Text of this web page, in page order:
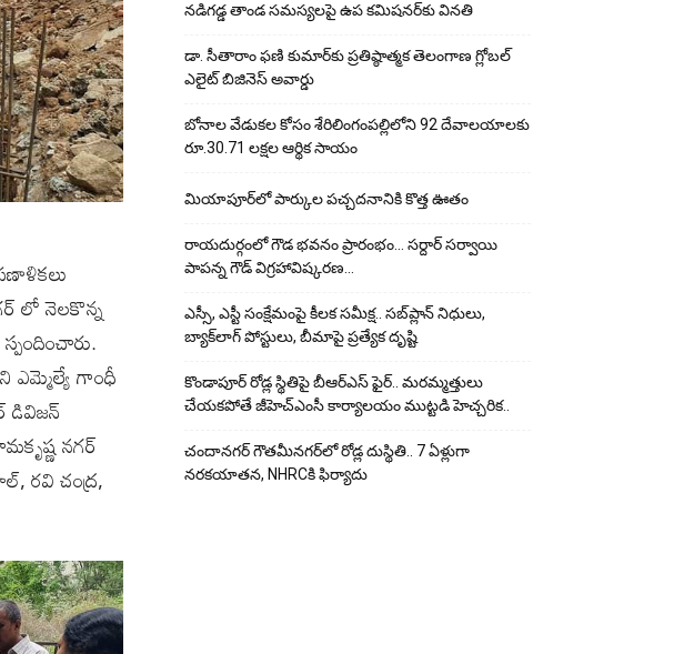
లో నెలకొన్న
ఎమ్మెల్యే గాంధీ
డివిజన్
నగర్
రవి చంద్ర,
నడిగడ్డ తాండ సమస్యలపై ఉప కమిషనర్‌కు వినతి
డా. సీతారాం ఫణి కుమార్‌కు ప్రతిష్ఠాత్మక తెలంగాణ గ్లోబల్
ఎలైట్ బిజినెస్ అవార్డు
బోనాల వేడుకల కోసం శేరిలింగంపల్లిలోని 92 దేవాలయాలకు
రూ.30.71 లక్షల ఆర్థిక సాయం
మియాపూర్‌లో పార్కుల పచ్చదనానికి కొత్త ఊతం
రాయదుర్గంలో గౌడ భవనం ప్రారంభం… సర్దార్ సర్వాయి
పాపన్న గౌడ్ విగ్రహావిష్కరణ…
ఎస్సీ, ఎస్టీ సంక్షేమంపై కీలక సమీక్ష.. సబ్‌ప్లాన్ నిధులు,
బ్యాక్‌లాగ్ పోస్టులు, బీమాపై ప్రత్యేక దృష్టి
కొండాపూర్ రోడ్ల స్థితిపై బీఆర్ఎస్ ఫైర్.. మరమ్మత్తులు
చేయ‌క‌పోతే జీహెచ్‌ఎంసీ కార్యాలయం ముట్టడి హెచ్చరిక..
చందానగర్ గౌతమీనగర్‌లో రోడ్ల దుస్థితి.. 7 ఏళ్లుగా
నరకయాతన, NHRCకి ఫిర్యాదు